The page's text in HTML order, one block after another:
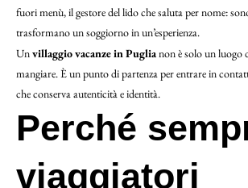
fuori menù, il gestore del lido che saluta per nome:
trasformano un soggiorno in un’esperienza.
Unvillaggio vacanze in Puglianon è solo un luogo
mangiare. È un punto di partenza per entrare in
che conserva autenticità e identità.
Perché
viaggiatori